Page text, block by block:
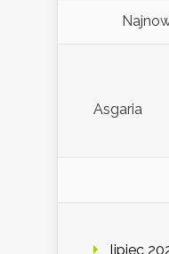
Asgaria
lipiec